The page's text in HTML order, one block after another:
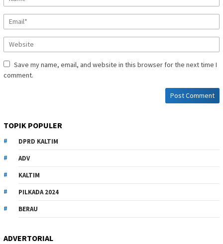
Save my name, email, and website in this browser for the next time I
comment.
TOPIK POPULER
DPRD KALTIM
ADV
KALTIM
PILKADA 2024
BERAU
ADVERTORIAL